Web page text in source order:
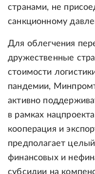
странами, не
санкционному
Для облегчения
дружественные
стоимости
пандемии,
активно
в рамках
кооперация и
предполагает
финансовых и
субсидии на